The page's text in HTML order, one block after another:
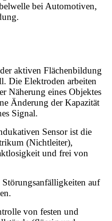
bei Automotiven,
aktiven Flächenbildung
Die Elektroden arbeiten
Näherung eines Objektes
Änderung der Kapazität
Signal.
Sensor ist die
(Nichtleiter),
und frei von
auf
von festen und